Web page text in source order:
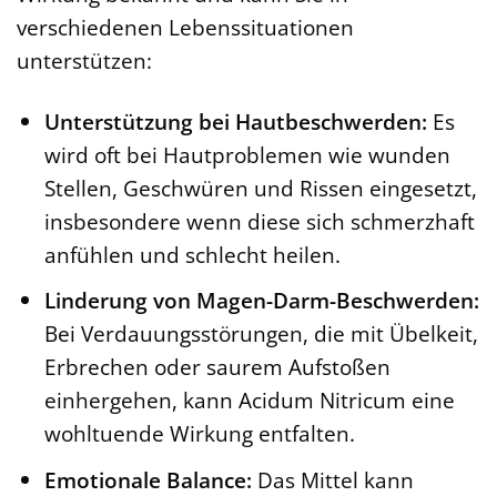
verschiedenen Lebenssituationen
unterstützen:
Unterstützung bei Hautbeschwerden: Es
wird oft bei Hautproblemen wie wunden
Stellen, Geschwüren und Rissen eingesetzt,
insbesondere wenn diese sich schmerzhaft
anfühlen und schlecht heilen.
Linderung von Magen-Darm-Beschwerden:
Bei Verdauungsstörungen, die mit Übelkeit,
Erbrechen oder saurem Aufstoßen
einhergehen, kann Acidum Nitricum eine
wohltuende Wirkung entfalten.
Emotionale Balance: Das Mittel kann